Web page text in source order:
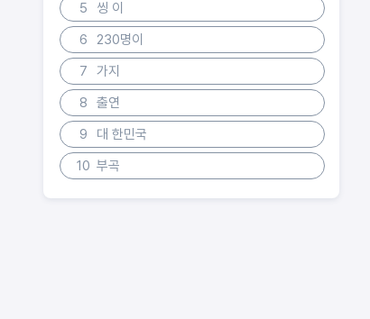
5
씽 이
6
230명이
7
가지
8
출연
9
대 한민국
10 부곡